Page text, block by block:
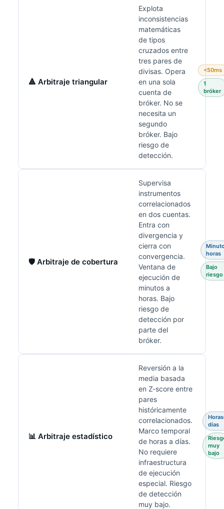
🔺 Arbitraje triangular
Explota
inconsistencias
matemáticas
de tipos
cruzados entre
tres pares de
divisas. Opera
en una sola
cuenta de
bróker. No se
necesita un
segundo
bróker. Bajo
riesgo de
detección.
<50ms
1
bróker
🛡️ Arbitraje de cobertura
Supervisa
instrumentos
correlacionados
en dos cuentas.
Entra con
divergencia y
cierra con
convergencia.
Ventana de
ejecución de
minutos a
horas. Bajo
riesgo de
detección por
parte del
bróker.
horas
Bajo
riesgo
📊 Arbitraje estadístico
Reversión a la
media basada
en Z-score entre
pares
históricamente
correlacionados.
Marco temporal
de horas a días.
No requiere
infraestructura
de ejecución
especial. Riesgo
de detección
muy bajo.
días
muy
bajo